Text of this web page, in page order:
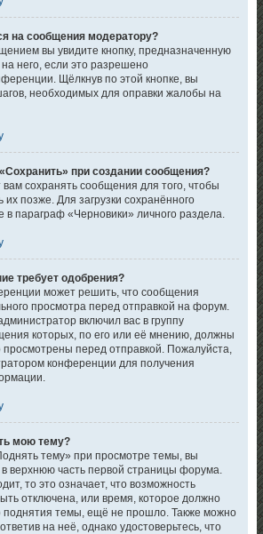
на сообщения модератору?
вы увидите кнопку, предназначенную
него, если это разрешено
Щёлкнув по этой кнопке, вы
необходимых для оправки жалобы на
при создании сообщения?
вам сохранять сообщения для того, чтобы
их позже. Для загрузки сохранённого
параграф «Черновики» личного раздела.
требует одобрения?
может решить, что сообщения
просмотра перед отправкой на форум.
включил вас в группу
которых, по его или её мнению, должны
просмотрены перед отправкой. Пожалуйста,
конференции для получения
мою тему?
тему» при просмотре темы, вы
верхнюю часть первой страницы форума.
то это означает, что возможность
отключена, или время, которое должно
поднятия темы, ещё не прошло. Также можно
на неё, однако удостоверьтесь, что